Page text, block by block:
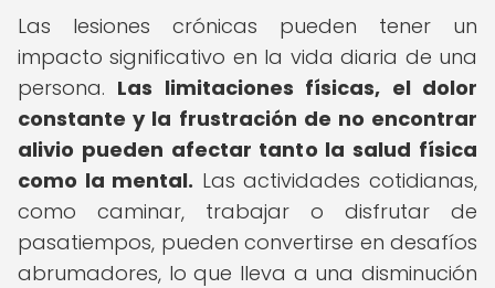
Las lesiones crónicas pueden tener un
impacto significativo en la vida diaria de una
persona. Las limitaciones físicas, el dolor
constante y la frustración de no encontrar
alivio pueden afectar tanto la salud física
como la mental. Las actividades cotidianas,
como caminar, trabajar o disfrutar de
pasatiempos, pueden convertirse en desafíos
abrumadores, lo que lleva a una disminución